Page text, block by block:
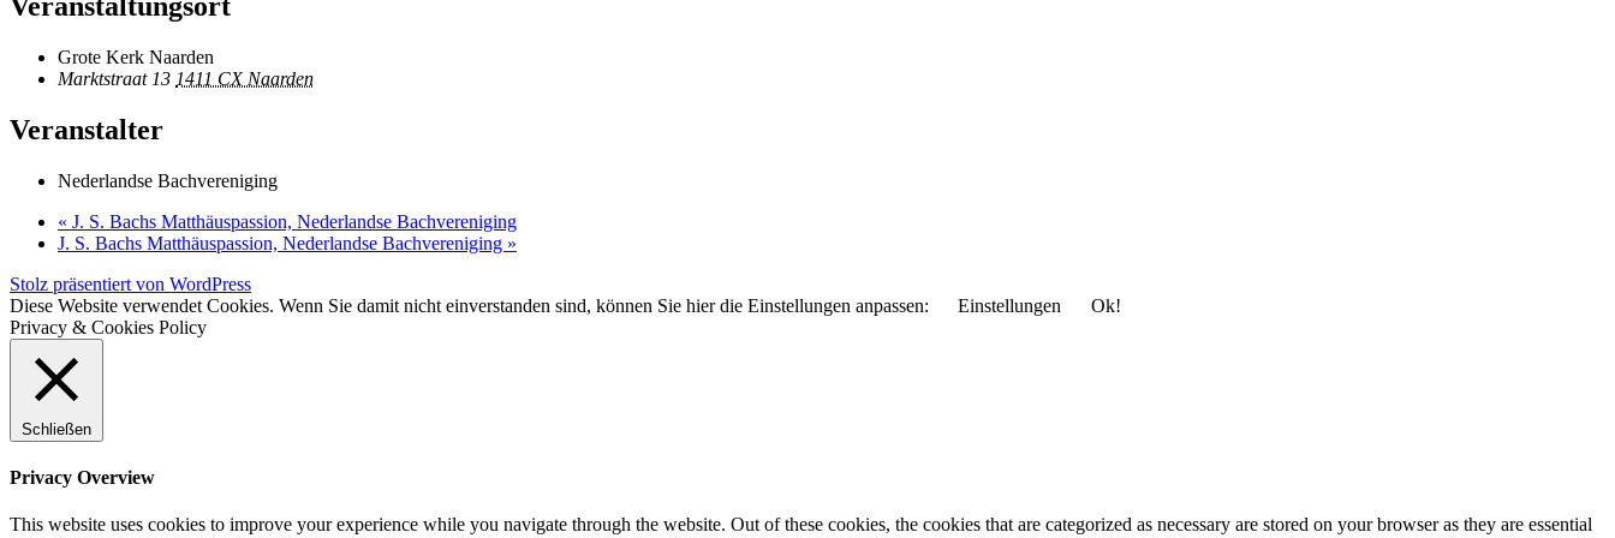
Grote Kerk Naarden
Marktstraat 13 1411 CX Naarden
Veranstalter
Nederlandse Bachvereniging
« J. S. Bachs Matthäuspassion, Nederlandse Bachvereniging
J. S. Bachs Matthäuspassion, Nederlandse Bachvereniging »
Stolz präsentiert von WordPress
Diese Website verwendet Cookies. Wenn Sie damit nicht einverstanden sind, können Sie hier die Einstellungen anpassen:
Einstellungen
Ok!
Privacy & Cookies Policy
Schließen
Privacy Overview
This website uses cookies to improve your experience while you navigate through the website. Out of these cookies, the cookies that are categorized as necessary are stored on your browser as they are essential